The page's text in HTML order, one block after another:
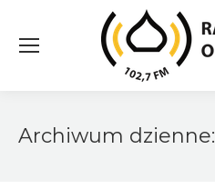
Archiwum dzienne: